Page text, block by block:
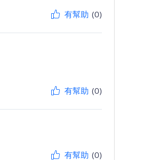
有幫助 (0)
有幫助 (0)
有幫助 (0)